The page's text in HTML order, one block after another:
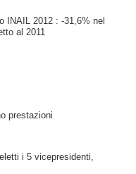
INAIL 2012 : -31,6% nel
al 2011
prestazioni
i 5 vicepresidenti,